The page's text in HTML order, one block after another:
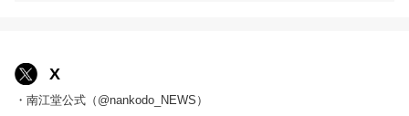
X
・南江堂公式（@nankodo_NEWS）